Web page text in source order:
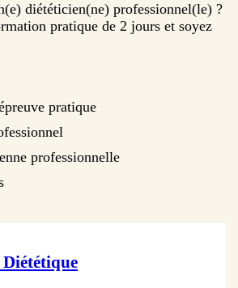
diététicien(ne) professionnel(le) ?
pratique de 2 jours et soyez
pratique
professionnelle